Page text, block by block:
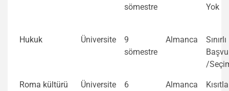
sömestre
Yok
Hukuk Üniversite
9
sömestre
Almanca
Sınırlı
/
Roma kültürü Üniversite
6
Almanca